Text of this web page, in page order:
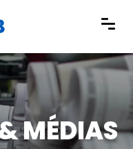
MÉDIAS